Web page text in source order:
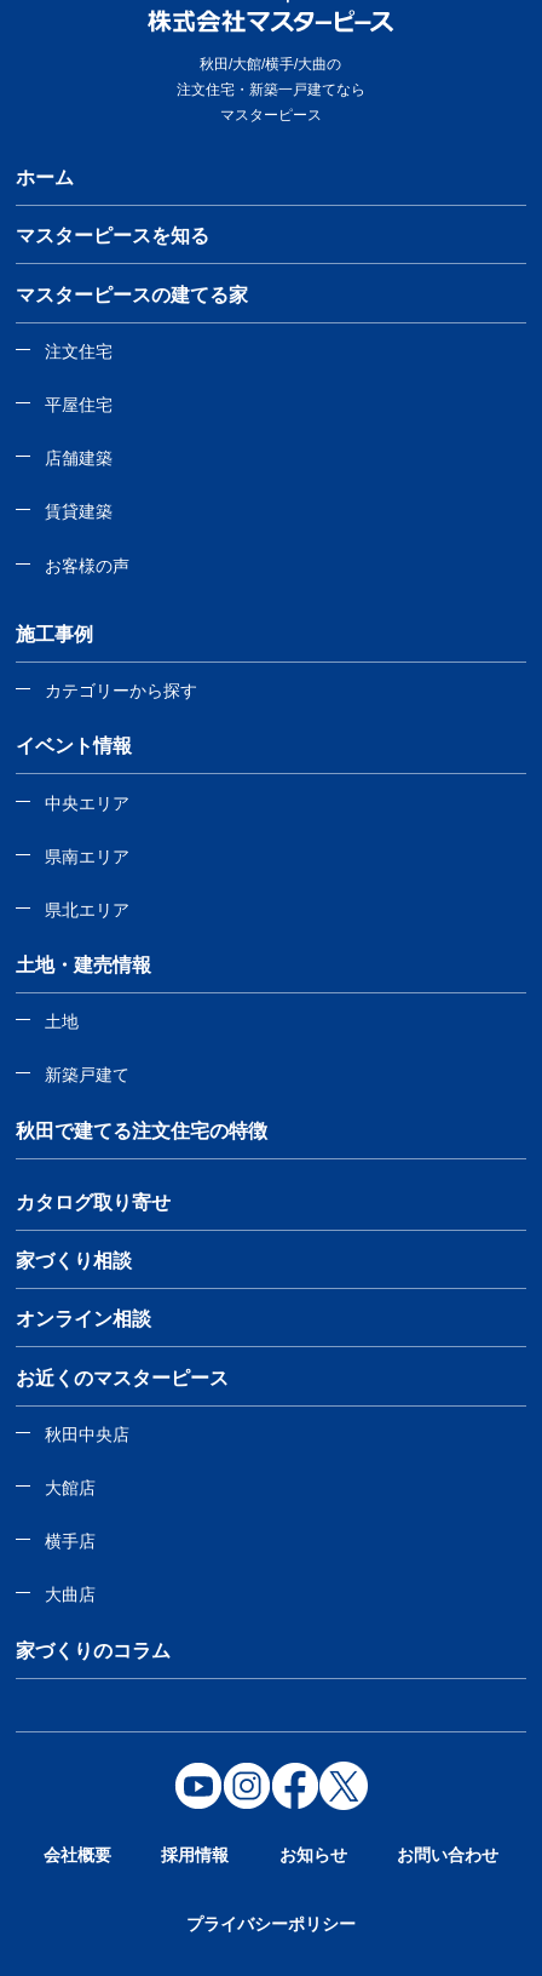
秋田/大館/横手/大曲の
注文住宅・新築一戸建てなら
マスターピース
ホーム
マスターピースを知る
マスターピースの建てる家
注文住宅
平屋住宅
店舗建築
賃貸建築
お客様の声
施工事例
カテゴリーから探す
イベント情報
中央エリア
県南エリア
県北エリア
土地・建売情報
土地
新築戸建て
秋田で建てる注文住宅の特徴
カタログ取り寄せ
家づくり相談
オンライン相談
お近くのマスターピース
秋田中央店
大館店
横手店
大曲店
家づくりのコラム
会社概要 採用情報 お知らせ お問い合わせ
プライバシーポリシー